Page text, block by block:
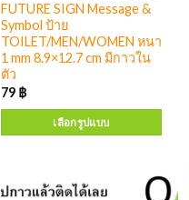
FUTURE SIGN Message &
Symbol ป้าย
TOILET/MEN/WOMEN หนา
1 mm 8.9×12.7 cm มีกาวใน
ตัว
79 ฿
เลือกรูปแบบ